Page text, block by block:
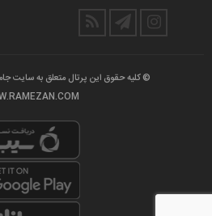
© کلیه حقوق این پرتال متعلق به سایت